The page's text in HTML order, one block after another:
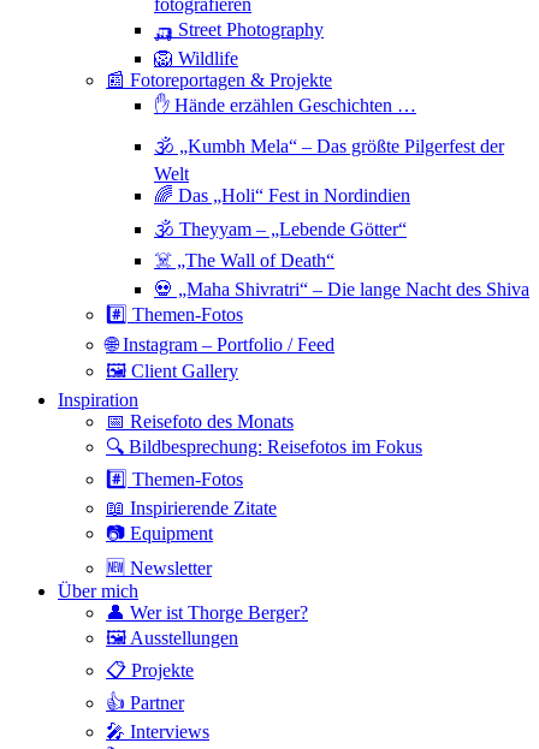
🛺 Street Photography
🦁 Wildlife
📰 Fotoreportagen & Projekte
✋ Hände erzählen Geschichten …
🕉 „Kumbh Mela“ – Das größte Pilgerfest der
Welt
🌈 Das „Holi“ Fest in Nordindien
🕉 Theyyam – „Lebende Götter“
☠️ „The Wall of Death“
💀 „Maha Shivratri“ – Die lange Nacht des Shiva
#️⃣ Themen-Fotos
🌐 Instagram – Portfolio / Feed
🖼 Client Gallery
Inspiration
📅 Reisefoto des Monats
🔍 Bildbesprechung: Reisefotos im Fokus
#️⃣ Themen-Fotos
📖 Inspirierende Zitate
📷 Equipment
🆕 Newsletter
Über mich
👤 Wer ist Thorge Berger?
🖼 Ausstellungen
📋 Projekte
👍 Partner
🎤 Interviews